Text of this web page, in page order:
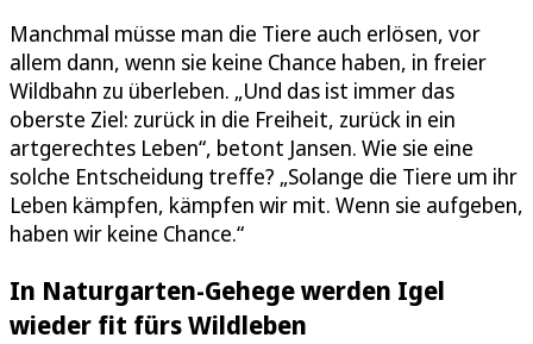
Manchmal müsse man die Tiere auch erlösen, vor
allem dann, wenn sie keine Chance haben, in freier
Wildbahn zu überleben. „Und das ist immer das
oberste Ziel: zurück in die Freiheit, zurück in ein
artgerechtes Leben“, betont Jansen. Wie sie eine
solche Entscheidung treffe? „Solange die Tiere um ihr
Leben kämpfen, kämpfen wir mit. Wenn sie aufgeben,
haben wir keine Chance.“
In Naturgarten-Gehege werden Igel
wieder fit fürs Wildleben